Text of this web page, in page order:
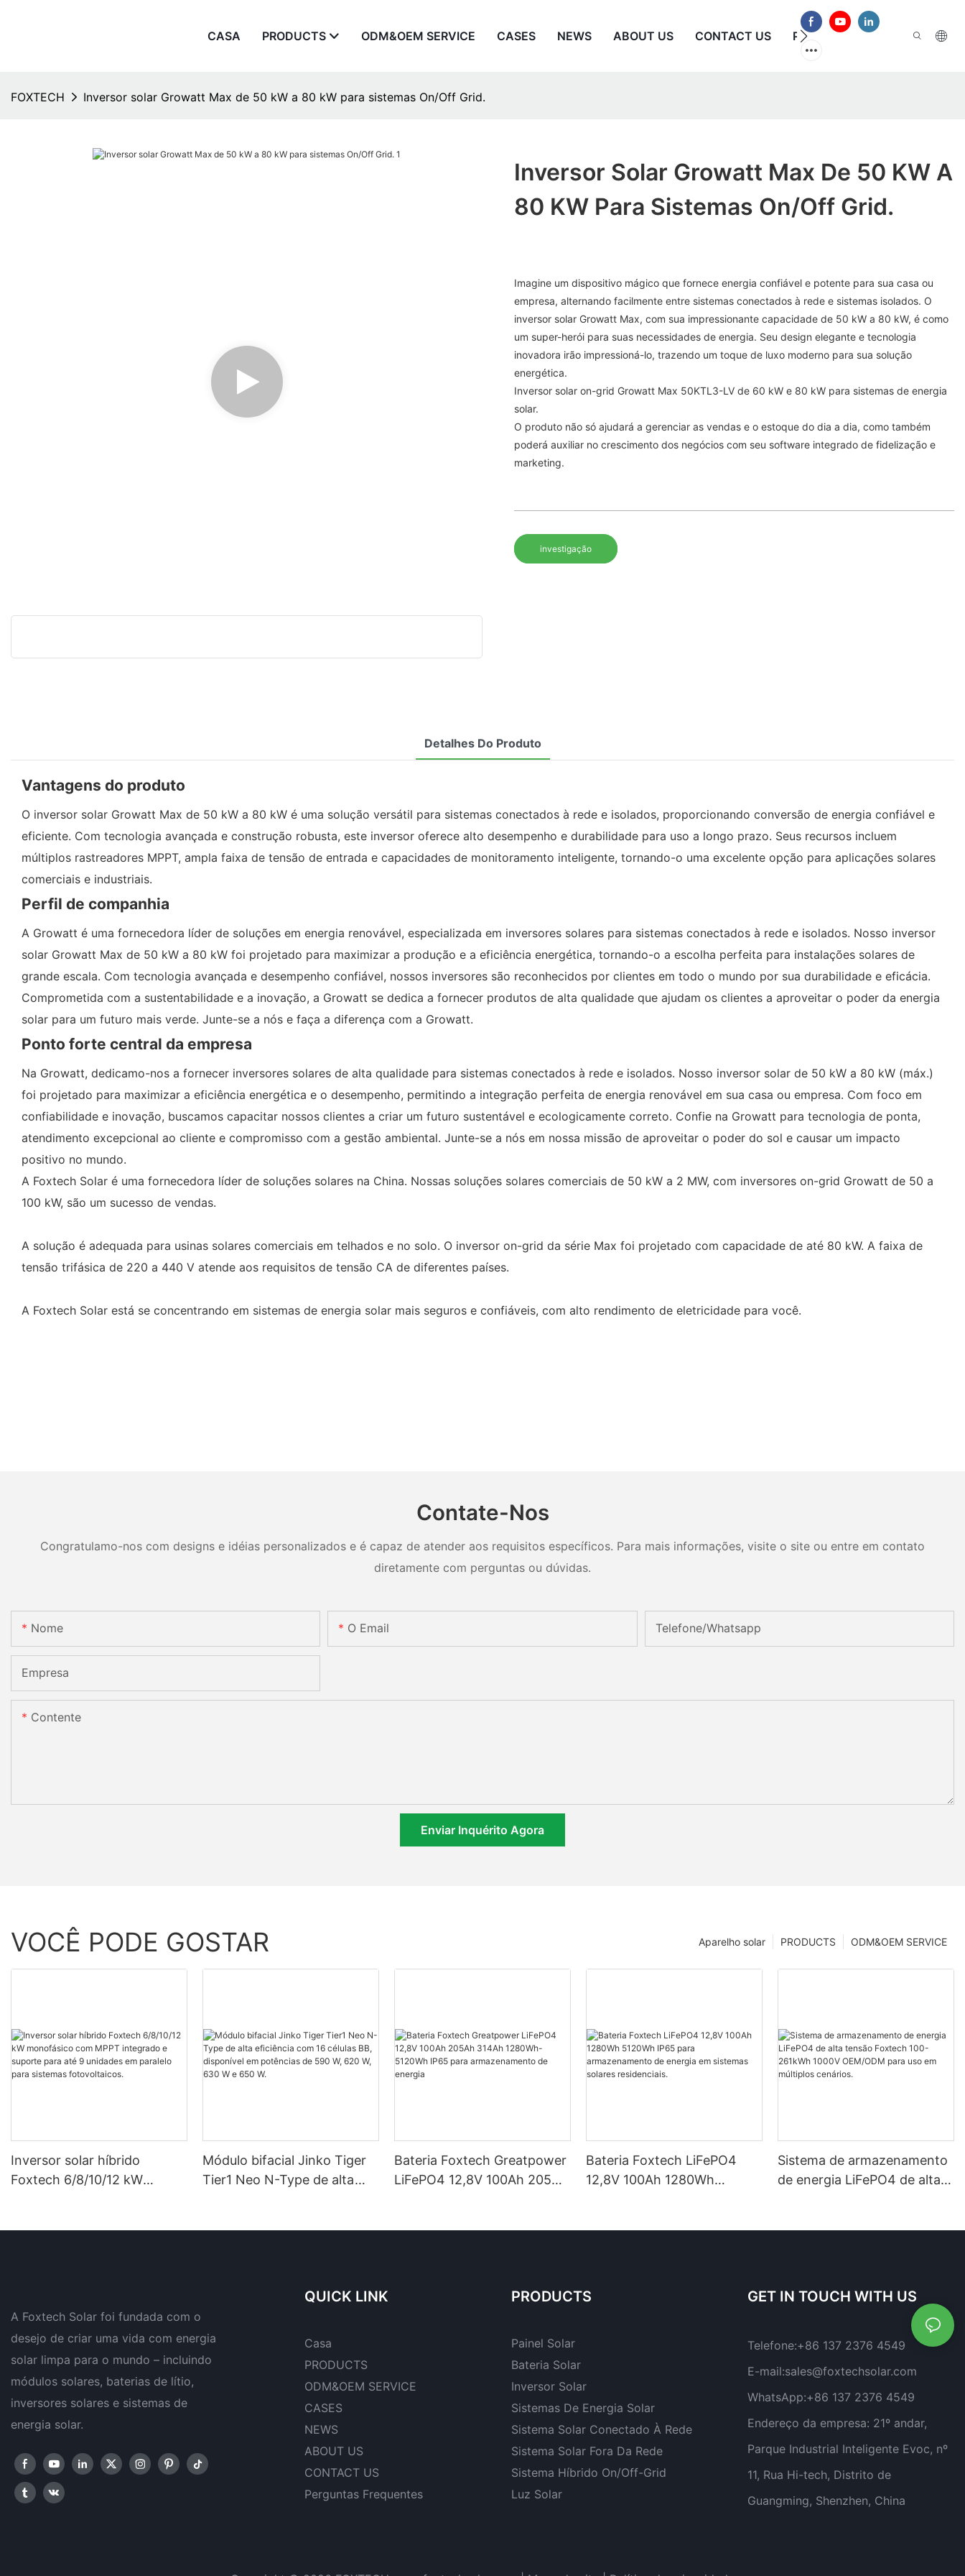
CASA PRODUCTS ODM&OEM SERVICE CASES NEWS ABOUT US CONTACT US PERGUNTAS FREQUENTES
FOXTECH Inversor solar Growatt Max de 50 kW a 80 kW para sistemas On/Off Grid.
Inversor Solar Growatt Max De 50 KW A
80 KW Para Sistemas On/Off Grid.
Imagine um dispositivo mágico que fornece energia confiável e potente para sua casa ou
empresa, alternando facilmente entre sistemas conectados à rede e sistemas isolados. O
inversor solar Growatt Max, com sua impressionante capacidade de 50 kW a 80 kW, é como
um super-herói para suas necessidades de energia. Seu design elegante e tecnologia
inovadora irão impressioná-lo, trazendo um toque de luxo moderno para sua solução
energética.
Inversor solar on-grid Growatt Max 50KTL3-LV de 60 kW e 80 kW para sistemas de energia
solar.
O produto não só ajudará a gerenciar as vendas e o estoque do dia a dia, como também
poderá auxiliar no crescimento dos negócios com seu software integrado de fidelização e
marketing.
investigação
Detalhes Do Produto
Vantagens do produto
O inversor solar Growatt Max de 50 kW a 80 kW é uma solução versátil para sistemas conectados à rede e isolados, proporcionando conversão de energia confiável e
eficiente. Com tecnologia avançada e construção robusta, este inversor oferece alto desempenho e durabilidade para uso a longo prazo. Seus recursos incluem
múltiplos rastreadores MPPT, ampla faixa de tensão de entrada e capacidades de monitoramento inteligente, tornando-o uma excelente opção para aplicações solares
comerciais e industriais.
Perfil de companhia
A Growatt é uma fornecedora líder de soluções em energia renovável, especializada em inversores solares para sistemas conectados à rede e isolados. Nosso inversor
solar Growatt Max de 50 kW a 80 kW foi projetado para maximizar a produção e a eficiência energética, tornando-o a escolha perfeita para instalações solares de
grande escala. Com tecnologia avançada e desempenho confiável, nossos inversores são reconhecidos por clientes em todo o mundo por sua durabilidade e eficácia.
Comprometida com a sustentabilidade e a inovação, a Growatt se dedica a fornecer produtos de alta qualidade que ajudam os clientes a aproveitar o poder da energia
solar para um futuro mais verde. Junte-se a nós e faça a diferença com a Growatt.
Ponto forte central da empresa
Na Growatt, dedicamo-nos a fornecer inversores solares de alta qualidade para sistemas conectados à rede e isolados. Nosso inversor solar de 50 kW a 80 kW (máx.)
foi projetado para maximizar a eficiência energética e o desempenho, permitindo a integração perfeita de energia renovável em sua casa ou empresa. Com foco em
confiabilidade e inovação, buscamos capacitar nossos clientes a criar um futuro sustentável e ecologicamente correto. Confie na Growatt para tecnologia de ponta,
atendimento excepcional ao cliente e compromisso com a gestão ambiental. Junte-se a nós em nossa missão de aproveitar o poder do sol e causar um impacto
positivo no mundo.
A Foxtech Solar é uma fornecedora líder de soluções solares na China. Nossas soluções solares comerciais de 50 kW a 2 MW, com inversores on-grid Growatt de 50 a
100 kW, são um sucesso de vendas.
A solução é adequada para usinas solares comerciais em telhados e no solo. O inversor on-grid da série Max foi projetado com capacidade de até 80 kW. A faixa de
tensão trifásica de 220 a 440 V atende aos requisitos de tensão CA de diferentes países.
A Foxtech Solar está se concentrando em sistemas de energia solar mais seguros e confiáveis, com alto rendimento de eletricidade para você.
Contate-Nos
Congratulamo-nos com designs e idéias personalizados e é capaz de atender aos requisitos específicos. Para mais informações, visite o site ou entre em contato
diretamente com perguntas ou dúvidas.
Nome O Email Telefone/whatsapp
Empresa
Contente
Enviar Inquérito Agora
VOCÊ PODE GOSTAR ODM&OEM SERVICE
PRODUCTS
Aparelho solar
Inversor solar híbrido
Foxtech 6/8/10/12 kW
Módulo bifacial Jinko Tiger
Tier1 Neo N-Type de alta
Bateria Foxtech Greatpower
LiFePO4 12,8V 100Ah 205Ah
Bateria Foxtech LiFePO4
12,8V 100Ah 1280Wh
Sistema de armazenamento
de energia LiFePO4 de alta
A Foxtech Solar foi fundada com o
desejo de criar uma vida com energia
solar limpa para o mundo – incluindo
módulos solares, baterias de lítio,
inversores solares e sistemas de
energia solar.
QUICK LINK
Casa
PRODUCTS
ODM&OEM SERVICE
CASES
NEWS
ABOUT US
CONTACT US
Perguntas Frequentes
PRODUCTS
Painel Solar
Bateria Solar
Inversor Solar
Sistemas De Energia Solar
Sistema Solar Conectado À Rede
Sistema Solar Fora Da Rede
Sistema Híbrido On/Off-Grid
Luz Solar
GET IN TOUCH WITH US
Telefone:+86 137 2376 4549
E-mail:sales@foxtechsolar.com
WhatsApp:+86 137 2376 4549
Endereço da empresa: 21º andar,
Parque Industrial Inteligente Evoc, nº
11, Rua Hi-tech, Distrito de
Guangming, Shenzhen, China